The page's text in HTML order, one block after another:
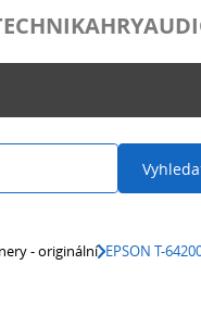
HRY
- originální EPSON T-